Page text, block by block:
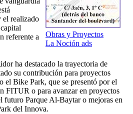
Obras y Proyectos
La Noción ads
el realizado
referente a
ha destacado la trayectoria de
su contribución para proyectos
el Bike Park, que se presentó por el
FITUR o para avanzar en proyectos
futuro Parque Al-Baytar o mejoras en
del Innova.